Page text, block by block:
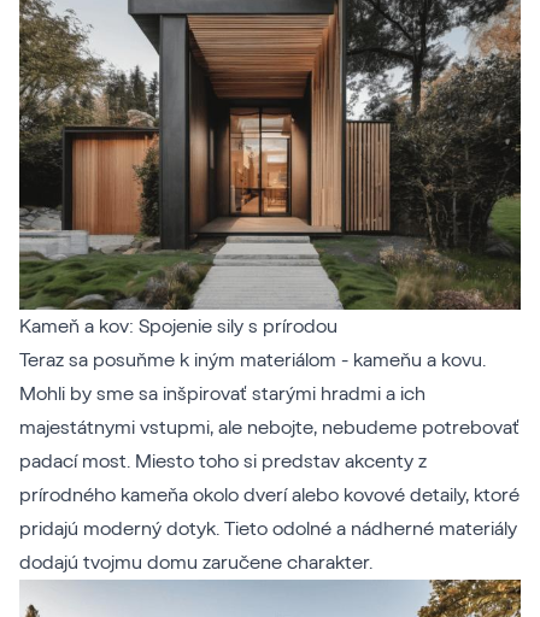
Kameň a kov: Spojenie sily s prírodou
Teraz sa posuňme k iným materiálom - kameňu a kovu.
Mohli by sme sa inšpirovať starými hradmi a ich
majestátnymi vstupmi, ale nebojte, nebudeme potrebovať
padací most. Miesto toho si predstav akcenty z
prírodného kameňa okolo dverí alebo kovové detaily, ktoré
pridajú moderný dotyk. Tieto odolné a nádherné materiály
dodajú tvojmu domu zaručene charakter.